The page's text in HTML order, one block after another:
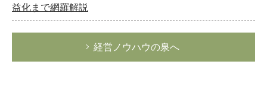
益化まで網羅解説
経営ノウハウの泉へ